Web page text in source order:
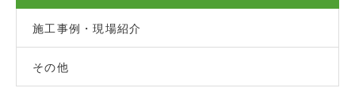
施工事例・現場紹介
その他